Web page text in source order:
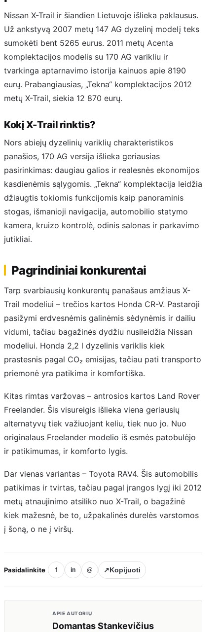
Nissan X-Trail ir šiandien Lietuvoje išlieka paklausus.
Už ankstyvą 2007 metų 147 AG dyzelinį modelį teks
sumokėti bent 5265 eurus. 2011 metų Acenta
komplektacijos modelis su 170 AG varikliu ir
tvarkinga aptarnavimo istorija kainuos apie 8190
eurų. Prabangiausias, „Tekna“ komplektacijos 2012
metų X-Trail, siekia 12 870 eurų.
Kokį X-Trail rinktis?
Nors abiejų dyzelinių variklių charakteristikos
panašios, 170 AG versija išlieka geriausias
pasirinkimas: daugiau galios ir realesnės ekonomijos
kasdienėmis sąlygomis. „Tekna“ komplektacija leidžia
džiaugtis tokiomis funkcijomis kaip panoraminis
stogas, išmanioji navigacija, automobilio statymo
kamera, kruizo kontrolė, odinis salonas ir parkavimo
jutikliai.
Pagrindiniai konkurentai
Tarp svarbiausių konkurentų panašaus amžiaus X-
Trail modeliui – trečios kartos Honda CR-V. Pastaroji
pasižymi erdvesnėmis galinėmis sėdynėmis ir dailiu
vidumi, tačiau bagažinės dydžiu nusileidžia Nissan
modeliui. Honda 2,2 l dyzelinis variklis kiek
prastesnis pagal CO₂ emisijas, tačiau pati transporto
priemonė yra patikima ir komfortiška.
Kitas rimtas varžovas – antrosios kartos Land Rover
Freelander. Šis visureigis išlieka viena geriausių
alternatyvų tiek važiuojant keliu, tiek nuo jo. Nuo
originalaus Freelander modelio iš esmės patobulėjo
ir patikimumas, ir komforto lygis.
Dar vienas variantas – Toyota RAV4. Šis automobilis
patikimas ir tvirtas, tačiau pagal įrangos lygį iki 2012
metų atnaujinimo atsiliko nuo X-Trail, o bagažinė
kiek mažesnė, be to, užpakalinės durelės varstomos
į šoną, o ne į viršų.
Pasidalinkite f in @ ↗Kopijuoti
APIE AUTORIŲ
Domantas Stankevičius